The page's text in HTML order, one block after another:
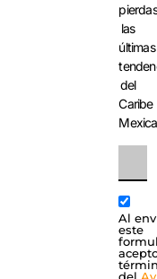
pierdas
las
últimas
del
Caribe
Al
este
del